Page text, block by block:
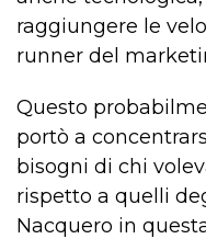
raggiungere le
runner del
Questo
portò a
bisogni di chi
rispetto a quelli
Nacquero in